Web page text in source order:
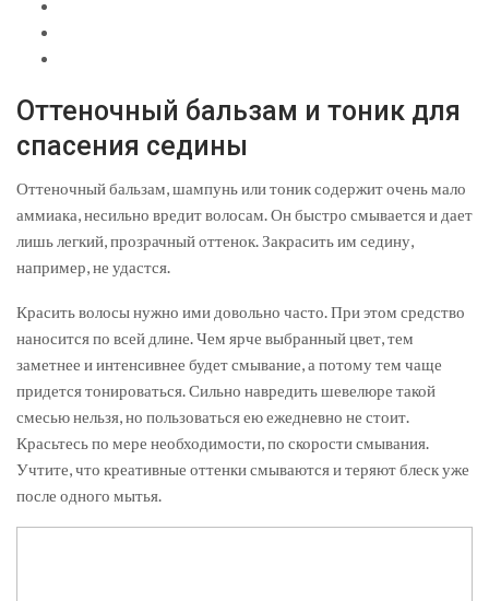
Оттеночный бальзам и тоник для
спасения седины
Оттеночный бальзам, шампунь или тоник содержит очень мало
аммиака, несильно вредит волосам. Он быстро смывается и дает
лишь легкий, прозрачный оттенок. Закрасить им седину,
например, не удастся.
Красить волосы нужно ими довольно часто. При этом средство
наносится по всей длине. Чем ярче выбранный цвет, тем
заметнее и интенсивнее будет смывание, а потому тем чаще
придется тонироваться. Сильно навредить шевелюре такой
смесью нельзя, но пользоваться ею ежедневно не стоит.
Красьтесь по мере необходимости, по скорости смывания.
Учтите, что креативные оттенки смываются и теряют блеск уже
после одного мытья.